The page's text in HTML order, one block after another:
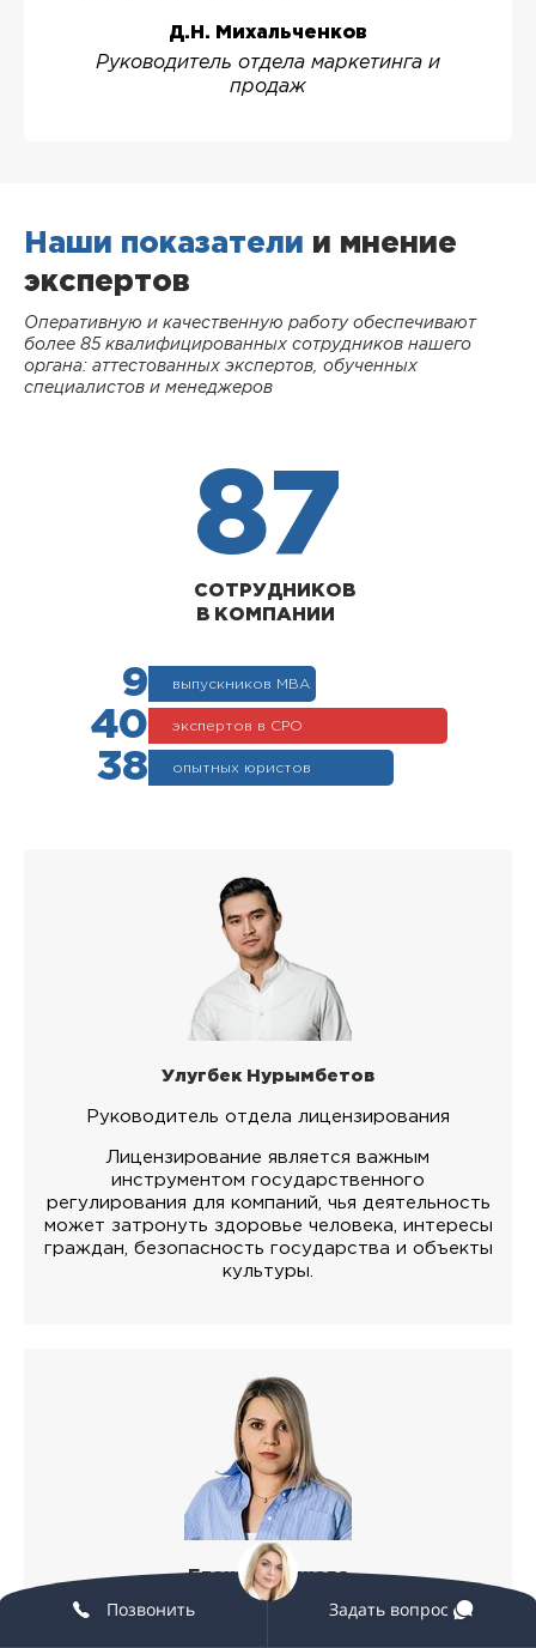
Д.Н. Михальченков
Руководитель отдела маркетинга и
продаж
Наши показатели и мнение
экспертов
Оперативную и качественную работу обеспечивают
более 85 квалифицированных сотрудников нашего
органа: аттестованных экспертов, обученных
специалистов и менеджеров
87
СОТРУДНИКОВ
В КОМПАНИИ
9 выпускников МВА
40 экспертов в СРО
38 опытных юристов
Улугбек Нурымбетов
Руководитель отдела лицензирования
Лицензирование является важным
инструментом государственного
регулирования для компаний, чья деятельность
может затронуть здоровье человека, интересы
граждан, безопасность государства и объекты
культуры.
Елена Волчкова
Руководитель отдела продаж
Позвонить Задать вопрос